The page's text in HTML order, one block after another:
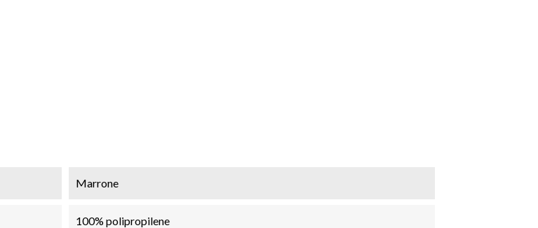
Marrone
100% polipropilene